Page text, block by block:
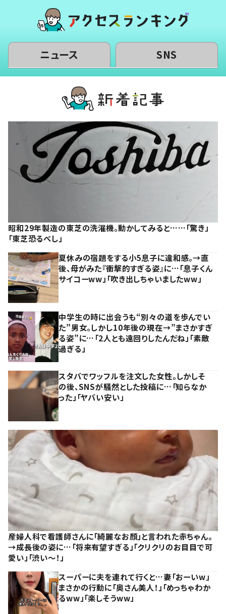
ニュース SNS
昭和29年製造の東芝の洗濯機。動かしてみると……「驚き」
「東芝恐るべし」
夏休みの宿題をする小5息子に違和感。→直
後、母がみた『衝撃的すぎる姿』に…「息子くん
サイコーww」「吹き出しちゃいましたww」
中学生の時に出会うも“別々の道を歩んでい
た”男女。しかし10年後の現在→”まさかすぎ
る姿”に…「2人とも遠回りしたんだね」「素敵
過ぎる」
スタバでワッフルを注文した女性。しかしそ
の後、SNSが騒然とした投稿に…「知らなか
った」「ヤバい安い」
産婦人科で看護師さんに「綺麗なお顔」と言われた赤ちゃん。
→成長後の姿に…「将来有望すぎる」「クリクリのお目目で可
愛い」「渋い～！」
スーパーに夫を連れて行くと…妻「おーいw」
まさかの行動に「奥さん美人！」「めっちゃわか
るww」「楽しそうww」